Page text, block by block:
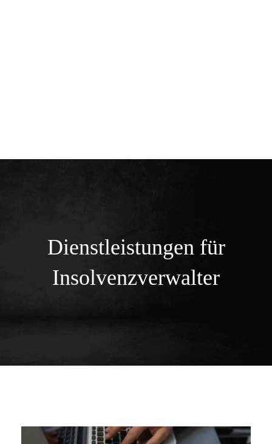
Dienstleistungen für
Insolvenzverwalter